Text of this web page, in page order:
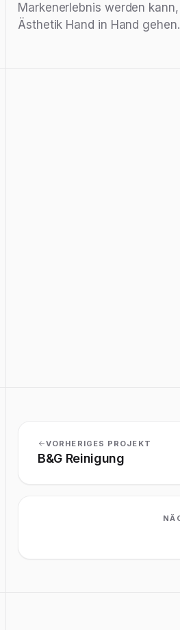
Markenerlebnis werden
Ästhetik Hand in Hand gehen.
VORHERIGES PROJEKT
B&G Reinigung